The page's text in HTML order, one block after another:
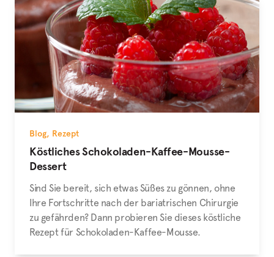
Blog, Rezept
Köstliches Schokoladen-Kaffee-Mousse-
Dessert
Sind Sie bereit, sich etwas Süßes zu gönnen, ohne
Ihre Fortschritte nach der bariatrischen Chirurgie
zu gefährden? Dann probieren Sie dieses köstliche
Rezept für Schokoladen-Kaffee-Mousse.